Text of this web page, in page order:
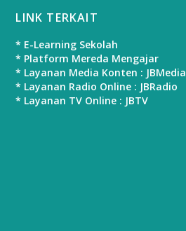
LINK TERKAIT
* E-Learning Sekolah
* Platform Mereda Mengajar
* Layanan Media Konten : JBMedia
* Layanan Radio Online : JBRadio
* Layanan TV Online : JBTV